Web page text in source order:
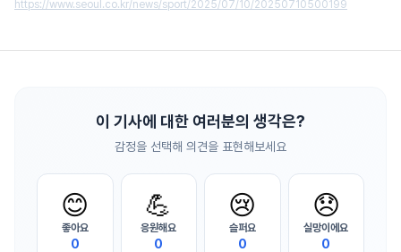
https://www.seoul.co.kr/news/sport/2025/07/10/20250710500199
이 기사에 대한 여러분의 생각은?
감정을 선택해 의견을 표현해보세요
😊
좋아요
0
💪
응원해요
0
😢
슬퍼요
0
😞
실망이에요
0